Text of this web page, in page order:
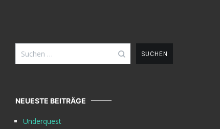
Suchen
nach:
NEUESTE BEITRÄGE
Underquest